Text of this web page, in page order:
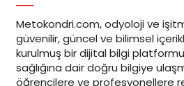
Metokondri.com, odyoloji ve
güvenilir, güncel ve bilimsel
kurulmuş bir dijital bilgi
sağlığına dair doğru bilgiye
öğrencilere ve profesyonellere